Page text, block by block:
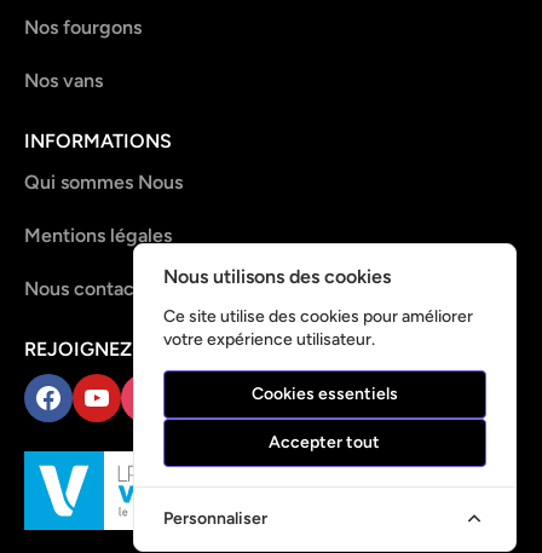
Nos fourgons
Nos vans
INFORMATIONS
Qui sommes Nous
Mentions légales
Nous contacter
REJOIGNEZ-NOUS !
FacebookYouTubeInstagram
TikTok
Nous utilisons des cookies
Ce site utilise des cookies pour améliorer
votre expérience utilisateur.
Cookies essentiels
Accepter tout
Personnaliser